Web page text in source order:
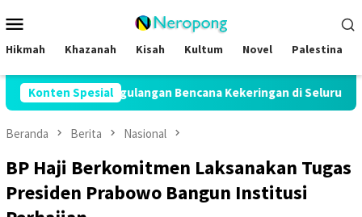
ke
kontenMobile
Hikmah Khazanah Kisah Kultum Novel Palestina
Konten SpesialBencana Kekeringan di Seluruh Indonesia
Beranda Berita Nasional
BP Haji Berkomitmen Laksanakan Tugas
Presiden Prabowo Bangun Institusi